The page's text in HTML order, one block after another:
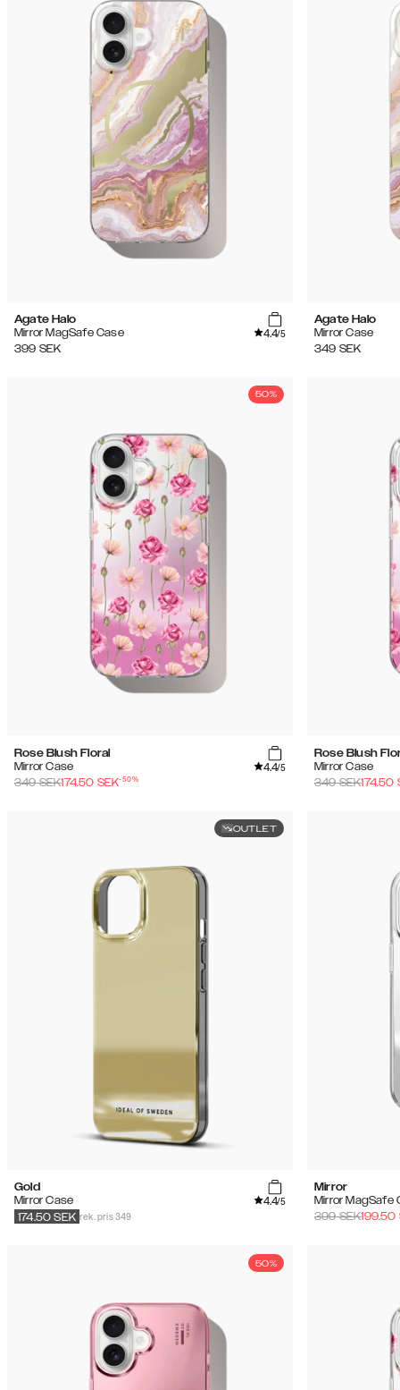
Agate Halo
Mirror MagSafe Case
4.4/5
399 SEK
Agate Halo
Mirror Case
349 SEK
50%
Rose Blush Floral
Mirror Case
4.4/5
349SEK174.50 SEK-50%
Rose Blush
Mirror Case
349SEK174.50
OUTLET
Gold
Mirror Case
4.4/5
rek. pris 349
174.50 SEK
Mirror
Mirror MagSafe
399SEK199.50
50%